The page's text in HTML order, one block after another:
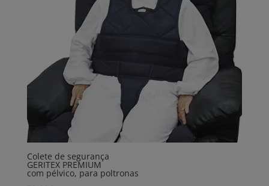
Colete de segurança
GERITEX PREMIUM
com pélvico, para poltronas